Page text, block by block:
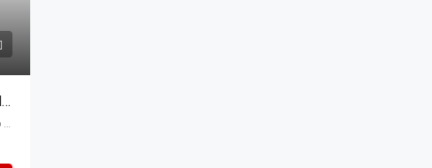
Terreno para venta en calle Castello N° 1161 de la ciudad de Rio Colorado, provincia de Rio Negro.